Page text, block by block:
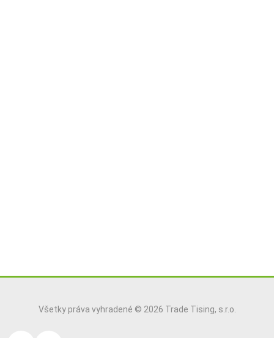
Všetky práva vyhradené © 2026 Trade Tising, s.r.o.